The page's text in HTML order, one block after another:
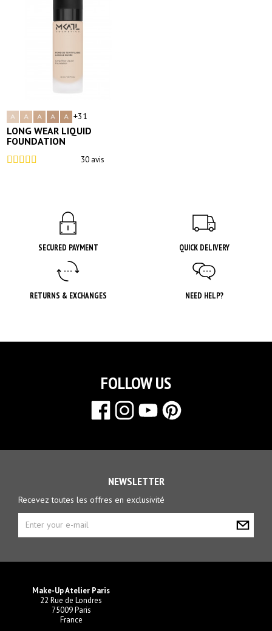
+31
LONG WEAR LIQUID
FOUNDATION
30 avis
SECURED PAYMENT QUICK DELIVERY
RETURNS & EXCHANGES NEED HELP?
Make-Up Atelier Paris
22 Rue de Londres
75009 Paris
France
FOLLOW US
NEWSLETTER
Recevez toutes les offres en exclusivité